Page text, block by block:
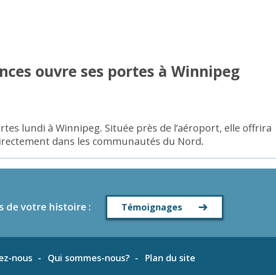
ouvre ses portes à Winnipeg
lundi à Winnipeg. Située près de l’aéroport, elle offrira
dans les communautés du Nord.
de votre histoire : Témoignages
nous Qui sommes-nous? Plan du site